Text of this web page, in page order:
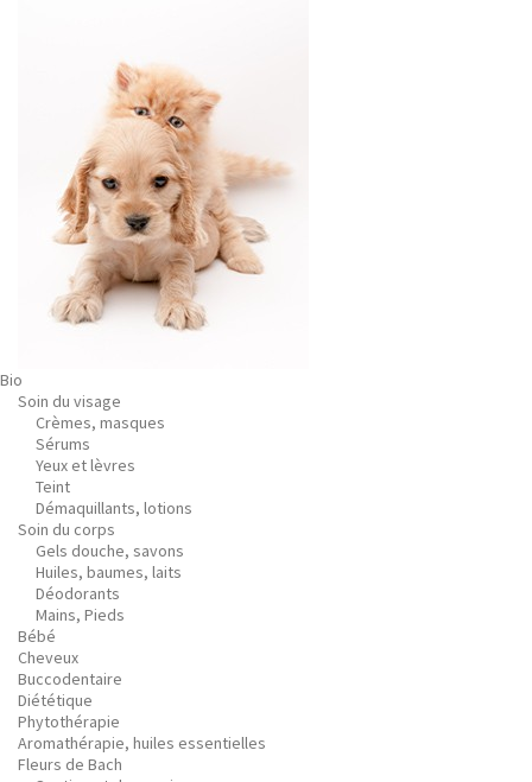
Bio
Soin du visage
Crèmes, masques
Sérums
Yeux et lèvres
Teint
Démaquillants, lotions
Soin du corps
Gels douche, savons
Huiles, baumes, laits
Déodorants
Mains, Pieds
Bébé
Cheveux
Buccodentaire
Diététique
Phytothérapie
Aromathérapie, huiles essentielles
Fleurs de Bach